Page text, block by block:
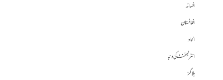
افسانہ
افغانستان
الحاد
انٹرٹینمنٹ کی دنیا
بلاگز